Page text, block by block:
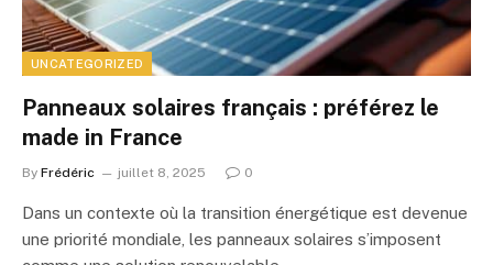
UNCATEGORIZED
Panneaux solaires français : préférez le
made in France
By Frédéric juillet 8, 2025 0
Dans un contexte où la transition énergétique est devenue
une priorité mondiale, les panneaux solaires s’imposent